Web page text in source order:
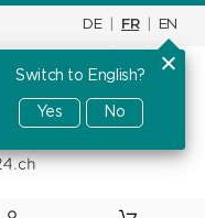
DE FR EN
Switch to English?
Yes No